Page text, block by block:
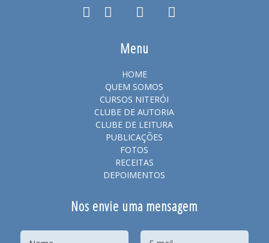
Menu
HOME
QUEM SOMOS
CURSOS NITERÓI
CLUBE DE AUTORIA
CLUBE DE LEITURA
PUBLICAÇÕES
FOTOS
RECEITAS
DEPOIMENTOS
Nos envie uma mensagem